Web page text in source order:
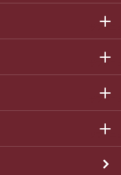
サブメニ
サブメニ
サブメニ
サブメニ